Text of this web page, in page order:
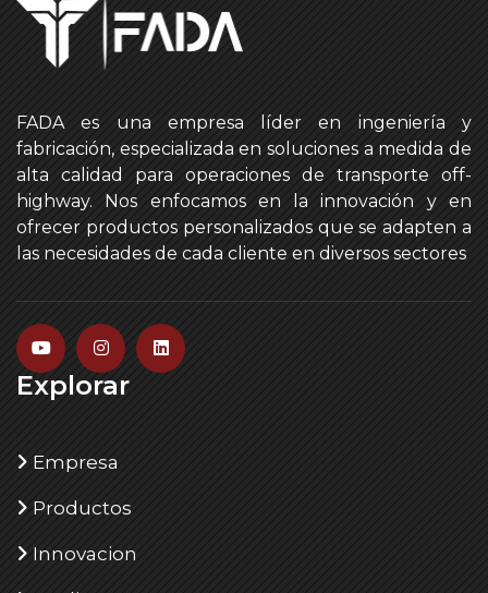
FADA es una empresa líder en ingeniería y
fabricación, especializada en soluciones a medida de
alta calidad para operaciones de transporte off-
highway. Nos enfocamos en la innovación y en
ofrecer productos personalizados que se adapten a
las necesidades de cada cliente en diversos sectores
Explorar
Empresa
Productos
Innovacion